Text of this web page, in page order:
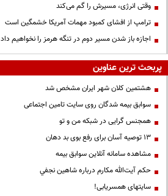
وقتی انرژی، مسیرش را گم می‌کند
ترامپ از افشای کمبود مهمات آمریکا خشمگین است
اجازه باز شدن مسیر دوم در تنگه هرمز را نخواهیم داد
پربحث ترین عناوین
هشتمین کلان شهر ایران مشخص شد
سوابق بیمه شدگان روی سایت تامین اجتماعی
همجنس گرایی در شبکه من و تو
13 توصیه آسان برای رفع بوی بد دهان
مشاهده سامانه آنلاين سوابق بیمه
حكم آيت‌الله مكارم درباره شاهين نجفي
سایتهای همسریابی!